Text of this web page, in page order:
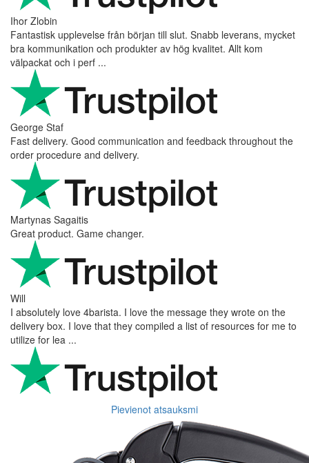
Ihor Zlobin
Fantastisk upplevelse från början till slut. Snabb leverans, mycket
bra kommunikation och produkter av hög kvalitet. Allt kom
välpackat och i perf ...
George Staf
Fast delivery. Good communication and feedback throughout the
order procedure and delivery.
Martynas Sagaitis
Great product. Game changer.
Will
I absolutely love 4barista. I love the message they wrote on the
delivery box. I love that they compiled a list of resources for me to
utilize for lea ...
Pievienot atsauksmi